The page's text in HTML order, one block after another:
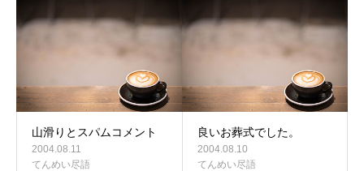
山滑りとスパムコメント
2004.08.11
てんめい尽語
良いお葬式でした。
2004.08.10
てんめい尽語